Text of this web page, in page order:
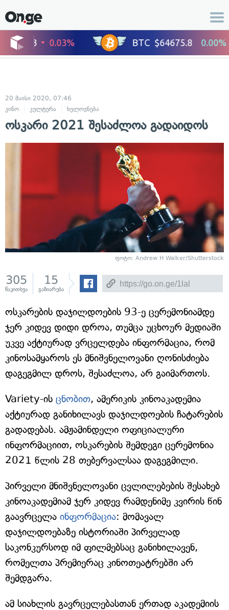
20 მაისი 2020, 07:46
კინო
კულტურა ხელოვნება
ოსკარი 2021 შესაძლოა გადაიდოს
ფოტო: Andrew H Walker/Shutterstock
305
წაკითხვა
15
გაზიარება
ოსკარების დაჯილდოების 93-ე ცერემონიამდე
ჯერ კიდევ დიდი დროა, თუმცა უცხოურ მედიაში
უკვე აქტიურად ვრცელდება ინფორმაცია, რომ
კინოსამყაროს ეს მნიშვნელოვანი ღონისძიება
დაგეგმილ დროს, შესაძლოა, არ გაიმართოს.
Variety-ის ცნობით, ამერიკის კინოაკადემია
აქტიურად განიხილავს დაჯილდოების ჩატარების
გადადებას. ამჟამინდელი ოფიციალური
ინფორმაციით, ოსკარების შემდეგი ცერემონია
2021 წლის 28 თებერვალსაა დაგეგმილი.
პირველი მნიშვნელოვანი ცვლილებების შესახებ
კინოაკადემიამ ჯერ კიდევ რამდენიმე კვირის წინ
გაავრცელა ინფორმაცია: მომავალ
დაჯილდოებაზე ისტორიაში პირველად
საკონკურსოდ იმ ფილმებსაც განიხილავენ,
რომელთა პრემიერაც კინოთეატრებში არ
შემდგარა.
ამ სიახლის გავრცელებასთან ერთად აკადემიის